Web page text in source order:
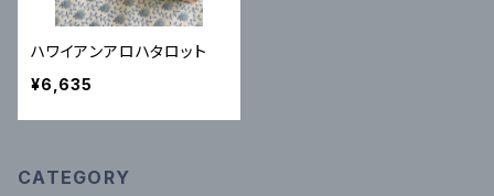
ハワイアンアロハタロット
¥6,635
CATEGORY